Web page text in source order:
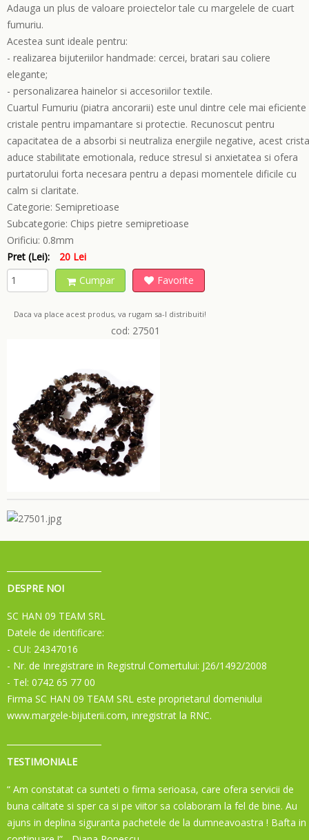
Adauga un plus de valoare proiectelor tale cu margelele de cuart
fumuriu.
Acestea sunt ideale pentru:
- realizarea bijuteriilor handmade: cercei, bratari sau coliere
elegante;
- personalizarea hainelor si accesoriilor textile.
Cuartul Fumuriu (piatra ancorarii) este unul dintre cele mai eficiente
cristale pentru impamantare si protectie. Recunoscut pentru
capacitatea de a absorbi si neutraliza energiile negative, acest
aduce stabilitate emotionala, reduce stresul si anxietatea si ofera
purtatorului forta necesara pentru a depasi momentele dificile cu
calm si claritate.
Categorie: Semipretioase
Subcategorie: Chips pietre semipretioase
Orificiu: 0.8mm
Pret (Lei):
20 Lei
Cumpar
Favorite
Daca va place acest produs, va rugam sa-l distribuiti!
cod: 27501
DESPRE NOI
SC HAN 09 TEAM SRL
Datele de identificare:
- CUI: 24347016
- Nr. de Inregistrare in Registrul Comertului: J26/1492/2008
- Tel: 0742 65 77 00
Firma SC HAN 09 TEAM SRL este proprietarul domeniului
www.margele-bijuterii.com, inregistrat la RNC.
TESTIMONIALE
“ Am constatat ca sunteti o firma serioasa, care ofera servicii de
buna calitate si sper ca si pe viitor sa colaboram la fel de bine. Au
ajuns in deplina siguranta pachetele de la dumneavoastra ! Bafta in